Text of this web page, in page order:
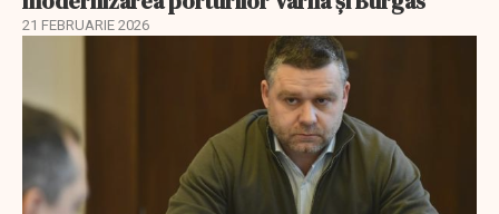
21 FEBRUARIE 2026